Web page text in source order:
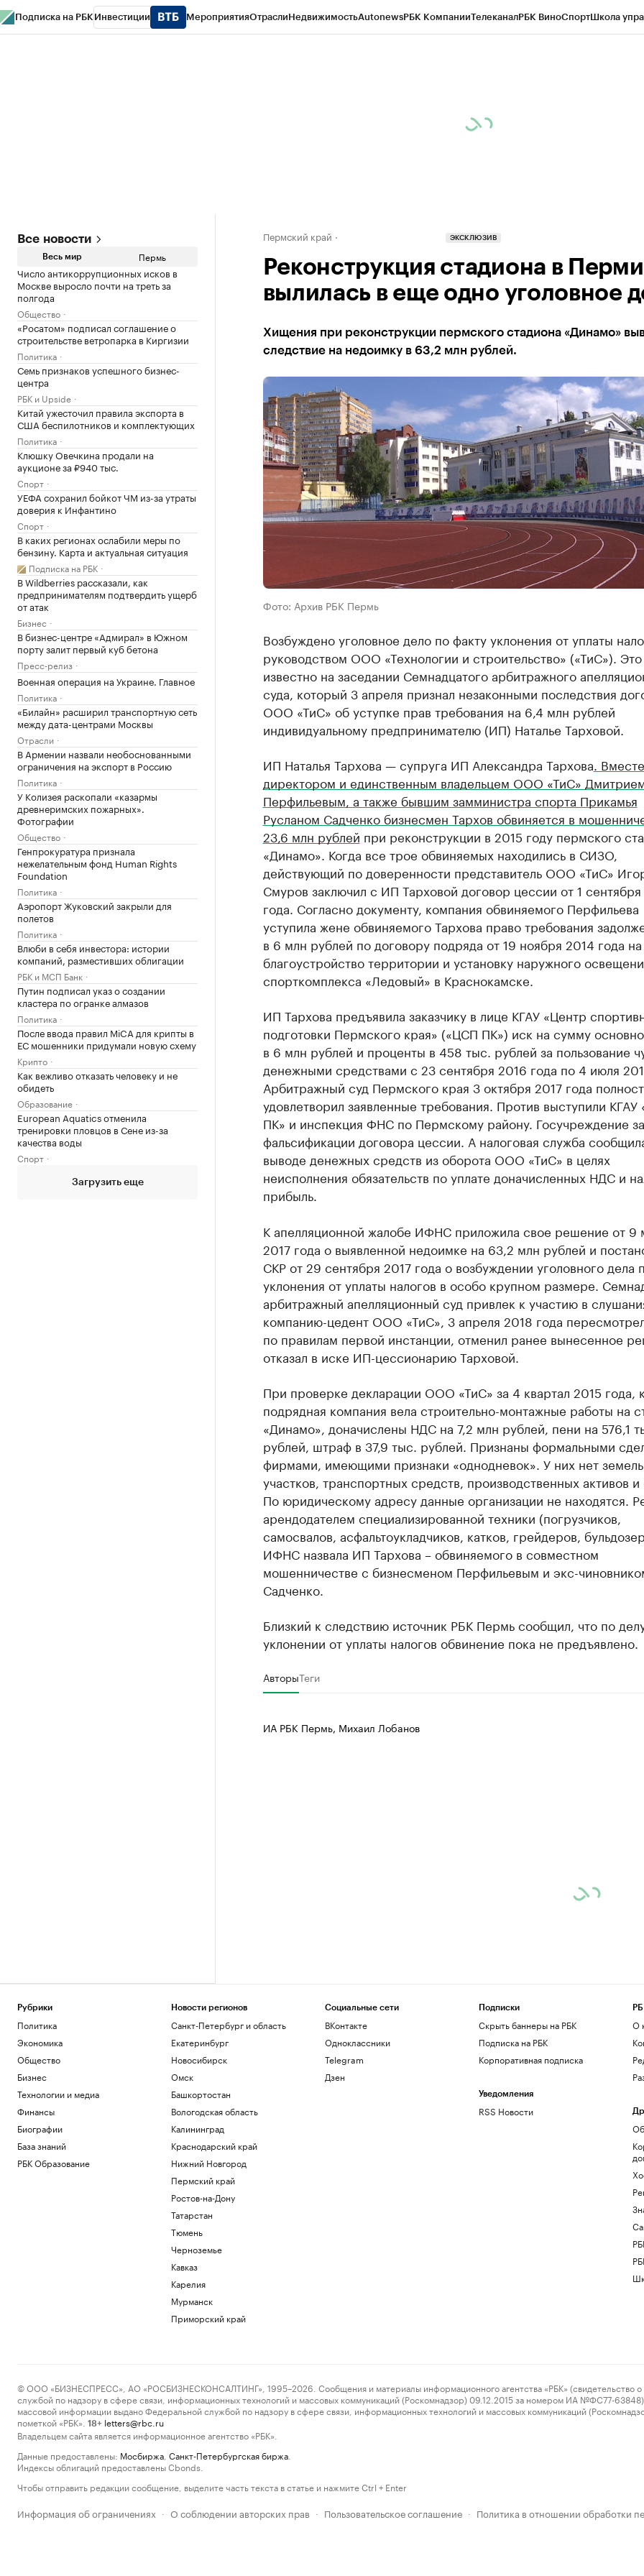
Подписка на РБК Инвестиции МероприятияОтраслиНедвижимостьAutonewsРБК КомпанииТелеканалРБК ВиноСпортШкола
Все новости
Весь мир Пермь
Число антикоррупционных исков в
Москве выросло почти на треть за
полгода
Общество
«Росатом» подписал соглашение о
строительстве ветропарка в Киргизии
Политика
Семь признаков успешного бизнес-
центра
РБК и Upside
Китай ужесточил правила экспорта в
США беспилотников и комплектующих
Политика
Клюшку Овечкина продали на
аукционе за ₽940 тыс.
Спорт
УЕФА сохранил бойкот ЧМ из-за утраты
доверия к Инфантино
Спорт
В каких регионах ослабили меры по
бензину. Карта и актуальная ситуация
Подписка на РБК
В Wildberries рассказали, как
предпринимателям подтвердить ущерб
от атак
Бизнес
В бизнес-центре «Адмирал» в Южном
порту залит первый куб бетона
Пресс-релиз
Военная операция на Украине. Главное
Политика
«Билайн» расширил транспортную сеть
между дата-центрами Москвы
Отрасли
В Армении назвали необоснованными
ограничения на экспорт в Россию
Политика
У Колизея раскопали «казармы
древнеримских пожарных».
Фотографии
Общество
Генпрокуратура признала
нежелательным фонд Human Rights
Foundation
Политика
Аэропорт Жуковский закрыли для
полетов
Политика
Влюби в себя инвестора: истории
компаний, разместивших облигации
РБК и МСП Банк
Путин подписал указ о создании
кластера по огранке алмазов
Политика
После ввода правил MiCA для крипты в
ЕС мошенники придумали новую схему
Крипто
Как вежливо отказать человеку и не
обидеть
Образование
European Aquatics отменила
тренировки пловцов в Сене из-за
качества воды
Спорт
Загрузить еще
Пермский край ЭКСКЛЮЗИВ
Реконструкция стадиона в Перми
вылилась в еще одно уголовное
Хищения при реконструкции пермского стадиона «Динамо»
следствие на недоимку в 63,2 млн рублей.
Фото: Архив РБК Пермь
Возбуждено уголовное дело по факту уклонения от уплаты
руководством ООО «Технологии и строительство» («ТиС»). Это
известно на заседании Семнадцатого арбитражного
суда, который 3 апреля признал незаконными последствия
ООО «ТиС» об уступке прав требования на 6,4 млн рублей
индивидуальному предпринимателю (ИП) Наталье Тарховой.
ИП Наталья Тархова — супруга ИП Александра Тархова .
директором и единственным владельцем ООО «ТиС»
Перфильевым, а также бывшим замминистра спорта Прикамья
Русланом Садченко бизнесмен Тархов обвиняется в
23,6 млн рублей при реконструкции в 2015 году пермского
«Динамо». Когда все трое обвиняемых находились в СИЗО,
действующий по доверенности представитель ООО «ТиС»
Смуров заключил с ИП Тарховой договор цессии от 1
года. Согласно документу, компания обвиняемого Перфильева
уступила жене обвиняемого Тархова право требования
в 6 млн рублей по договору подряда от 19 ноября 2014 года на
благоустройство территории и установку наружного
спорткомплекса «Ледовый» в Краснокамске.
ИП Тархова предъявила заказчику в лице КГАУ «Центр
подготовки Пермского края» («ЦСП ПК») иск на сумму
в 6 млн рублей и проценты в 458 тыс. рублей за пользование
денежными средствами с 23 сентября 2016 года по 4 июля
Арбитражный суд Пермского края 3 октября 2017 года
удовлетворил заявленные требования. Против выступили
ПК» и инспекция ФНС по Пермскому району. Госучреждение
фальсификации договора цессии. А налоговая служба
выводе денежных средств из оборота ООО «ТиС» в целях
неисполнения обязательств по уплате доначисленных НДС и
прибыль.
К апелляционной жалобе ИФНС приложила свое решение от 9
2017 года о выявленной недоимке на 63,2 млн рублей и
СКР от 29 сентября 2017 года о возбуждении уголовного дела
уклонения от уплаты налогов в особо крупном размере.
арбитражный апелляционный суд привлек к участию в
компанию-цедент ООО «ТиС», 3 апреля 2018 года
по правилам первой инстанции, отменил ранее вынесенное
отказал в иске ИП-цессионарию Тарховой.
При проверке декларации ООО «ТиС» за 4 квартал 2015 года,
подрядная компания вела строительно-монтажные работы на
«Динамо», доначислены НДС на 7,2 млн рублей, пени на 576,1
рублей, штраф в 37,9 тыс. рублей. Признаны формальными
фирмами, имеющими признаки «однодневок». У них нет
участков, транспортных средств, производственных активов и
По юридическому адресу данные организации не находятся.
арендодателем специализированной техники (погрузчиков,
самосвалов, асфальтоукладчиков, катков, грейдеров,
ИФНС назвала ИП Тархова – обвиняемого в совместном
мошенничестве с бизнесменом Перфильевым и экс-
Садченко.
Близкий к следствию источник РБК Пермь сообщил, что по
уклонении от уплаты налогов обвинение пока не предъявлено.
АвторыТеги
ИА РБК Пермь, Михаил Лобанов
Рубрики
Политика
Экономика
Общество
Бизнес
Технологии и медиа
Финансы
Биографии
База знаний
РБК Образование
Новости регионов
Санкт-Петербург и область
Екатеринбург
Новосибирск
Омск
Башкортостан
Вологодская область
Калининград
Краснодарский край
Нижний Новгород
Пермский край
Ростов-на-Дону
Татарстан
Тюмень
Черноземье
Кавказ
Карелия
Мурманск
Приморский край
Социальные сети
ВКонтакте
Одноклассники
Telegram
Дзен
Подписки
Скрыть баннеры на РБК
Подписка на РБК
Корпоративная подписка
Уведомления
RSS Новости
О
© ООО «БИЗНЕСПРЕСС», АО «РОСБИЗНЕСКОНСАЛТИНГ», 1995–2026. Сообщения и материалы информационного агентства «РБК» (свидетельство о
службой по надзору в сфере связи, информационных технологий и массовых коммуникаций (Роскомнадзор) 09.12.2015 за номером ИА №ФС77-63848)
массовой информации выдано Федеральной службой по надзору в сфере связи, информационных технологий и массовых коммуникаций
пометкой «РБК».
18+ letters@rbc.ru
Владельцем сайта является информационное агентство «РБК».
Данные предоставлены: Мосбиржа Санкт-Петербургская биржа
Индексы облигаций предоставлены Cbonds.
Чтобы отправить редакции сообщение, выделите часть текста в статье и нажмите Ctrl + Enter
Информация об ограничениях · О соблюдении авторских прав · Пользовательское соглашение · Политика в отношении обработки